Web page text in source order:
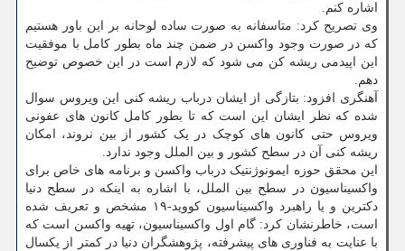
اشاره کنم.
وی تصریح کرد: متاسفانه به صورت ساده لوحانه بر این باور هستیم
که در صورت وجود واکسن در ضمن چند ماه بطور کامل با موفقیت
این اپیدمی ریشه کن می شود که لازم است در این خصوص توضیح
دهم.
آهنگری افزود: بتازگی از ایشان درباب ریشه کنی این ویروس سوال
شده که نظر ایشان این است که تا بطور کامل کانون های عفونی
ویروس حتی کانون های کوچک در یک کشور از بین نروند، امکان
ریشه کنی آن در سطح کشور و بین الملل وجود ندارد.
این محقق حوزه ایمونوژنتیک درباب واکسن و برنامه های خاص برای
واکسیناسیون در سطح بین الملل، با اشاره به اینکه در سطح دنیا
دکترین و یا راهبرد واکسیناسیون کووید-۱۹ مشخص و تعریف شده
است، خاطرنشان کرد: گام اول واکسیناسیون، تهیه واکسن است که
با عنایت به فناوری های پیشرفته، پژوهشگران دنیا در کمتر از یکسال